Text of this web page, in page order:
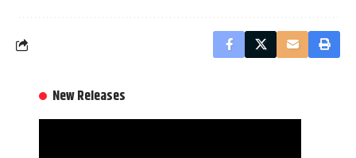
New Releases